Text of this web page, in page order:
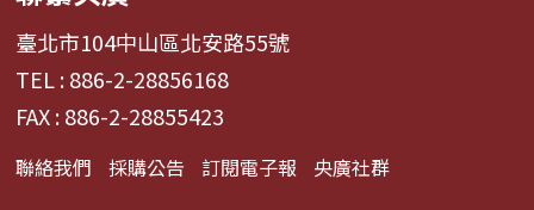
臺北市104中山區北安路55號
TEL : 886-2-28856168
FAX : 886-2-28855423
聯絡我們 採購公告 訂閱電子報 央廣社群